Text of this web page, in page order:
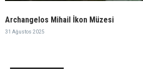
Archangelos Mihail İkon Müzesi
31 Ağustos 2025